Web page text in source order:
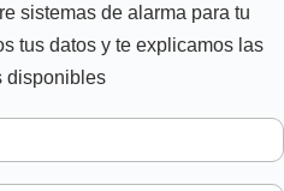
sistemas de alarma para tu
tus datos y te explicamos las
disponibles